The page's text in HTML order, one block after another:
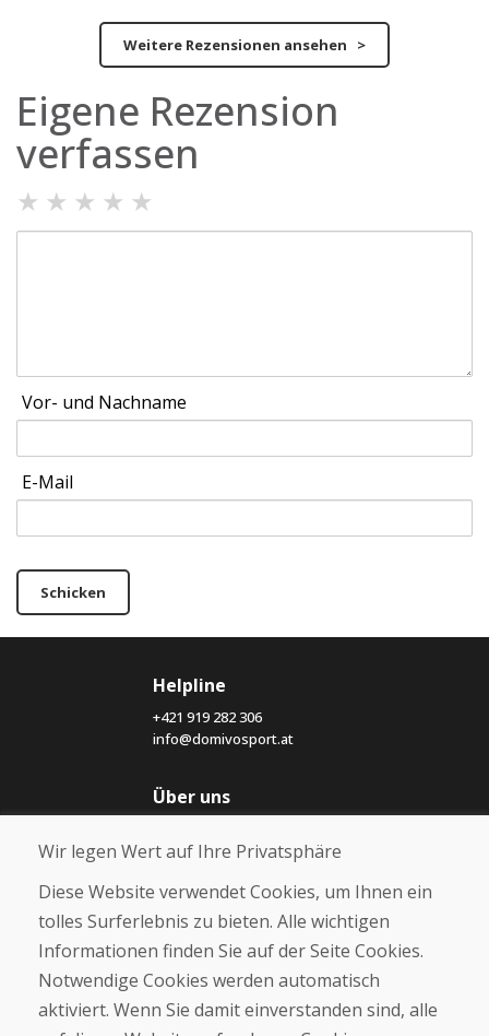
Weitere Rezensionen ansehen >
Eigene Rezension
verfassen
★ ★ ★ ★ ★
Vor- und Nachname
E-Mail
Schicken
Helpline
+421 919 282 306
info@domivosport.at
Über uns
Über uns
Kontakt
Kaufen
E-Shop
Geschäftsbedingungen
Wir legen Wert auf Ihre Privatsphäre
Diese Website verwendet Cookies, um Ihnen ein
tolles Surferlebnis zu bieten. Alle wichtigen
Informationen finden Sie auf der Seite Cookies.
Notwendige Cookies werden automatisch
aktiviert. Wenn Sie damit einverstanden sind, alle